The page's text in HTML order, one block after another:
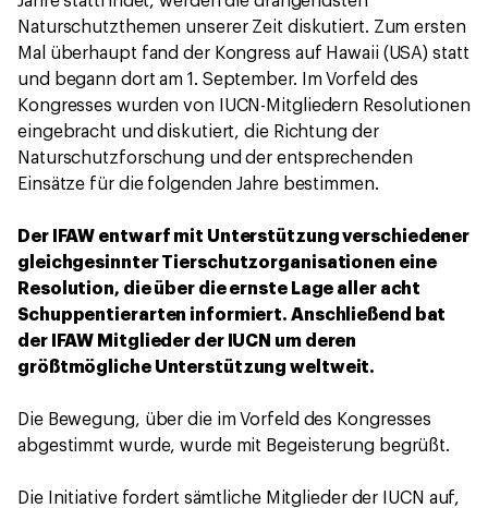
Naturschutzthemen unserer Zeit diskutiert. Zum ersten
Mal überhaupt fand der Kongress auf Hawaii (USA) statt
und begann dort am 1. September. Im Vorfeld des
Kongresses wurden von IUCN-Mitgliedern Resolutionen
eingebracht und diskutiert, die Richtung der
Naturschutzforschung und der entsprechenden
Einsätze für die folgenden Jahre bestimmen.
Der IFAW entwarf mit Unterstützung verschiedener
gleichgesinnter Tierschutzorganisationen eine
Resolution, die über die ernste Lage aller acht
Schuppentierarten informiert. Anschließend bat
der IFAW Mitglieder der IUCN um deren
größtmögliche Unterstützung weltweit.
Die Bewegung, über die im Vorfeld des Kongresses
abgestimmt wurde, wurde mit Begeisterung begrüßt.
Die Initiative fordert sämtliche Mitglieder der IUCN auf,